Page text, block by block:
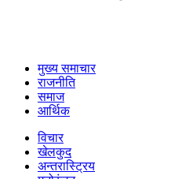
मुख्य समाचार
राजनीति
समाज
आर्थिक
विचार
खेलकुद
अन्तरास्ट्रिय